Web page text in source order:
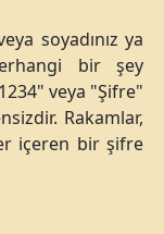
soyadınız ya
bir şey
veya "Şifre"
Rakamlar,
içeren bir şifre